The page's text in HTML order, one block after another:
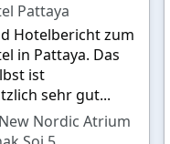
Pattaya
Hotelbericht zum
in Pattaya. Das
ist
sehr gut...
New Nordic Atrium